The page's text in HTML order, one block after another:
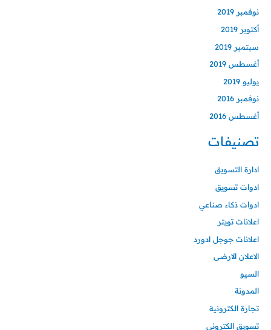
نوفمبر 2019
أكتوبر 2019
سبتمبر 2019
أغسطس 2019
يوليو 2019
نوفمبر 2016
أغسطس 2016
تصنيفات
ادارة التسويق
ادوات تسويق
ادوات ذكاء صناعي
اعلانات تويتر
اعلانات جوجل ادورد
الاعلان الارضى
السيو
المدونة
تجارة الكترونية
تسويق الكتروني